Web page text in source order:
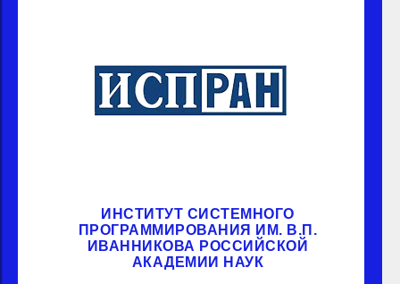
ИНСТИТУТ СИСТЕМНОГО
ПРОГРАММИРОВАНИЯ ИМ. В.П.
ИВАННИКОВА РОССИЙСКОЙ
АКАДЕМИИ НАУК